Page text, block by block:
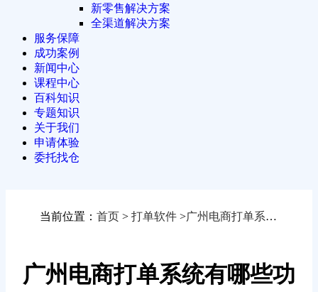
新零售解决方案
全渠道解决方案
服务保障
成功案例
新闻中心
课程中心
百科知识
专题知识
关于我们
申请体验
委托找仓
当前位置： 首页 > 打单软件 >广州电商打单系统有哪些功能？
广州电商打单系统有哪些功